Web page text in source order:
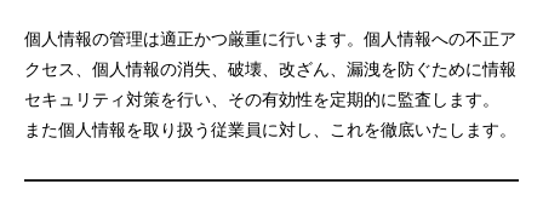
個人情報の管理は適正かつ厳重に行います。個人情報への不正ア
クセス、個人情報の消失、破壊、改ざん、漏洩を防ぐために情報
セキュリティ対策を行い、その有効性を定期的に監査します。
また個人情報を取り扱う従業員に対し、これを徹底いたします。